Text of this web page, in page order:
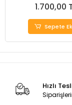
1.700,00
Sepete
Hızlı